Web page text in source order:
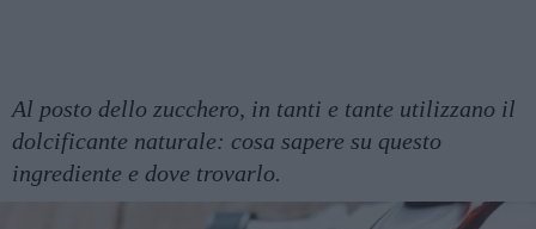
Al posto dello zucchero, in tanti e tante utilizzano il
dolcificante naturale: cosa sapere su questo
ingrediente e dove trovarlo.